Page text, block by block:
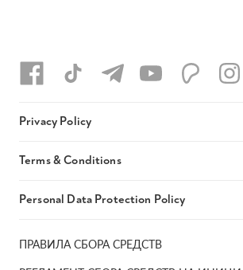
ПРАВИЛА СБОРА СРЕДСТВ
Privacy Policy
Terms & Conditions
Personal Data Protection Policy